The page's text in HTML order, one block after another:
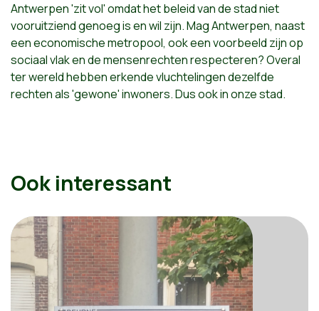
Antwerpen 'zit vol' omdat het beleid van de stad niet
vooruitziend genoeg is en wil zijn. Mag Antwerpen, naast
een economische metropool, ook een voorbeeld zijn op
sociaal vlak en de mensenrechten respecteren? Overal
ter wereld hebben erkende vluchtelingen dezelfde
rechten als 'gewone' inwoners. Dus ook in onze stad.
Ook interessant